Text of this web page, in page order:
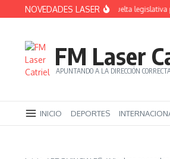
Saltar al contenido
NOVEDADES LASER
Alerta Sofía: primera vuelta legislativa
FM Laser
APUNTANDO A LA DIRECCIÓN
INICIO DEPORTES